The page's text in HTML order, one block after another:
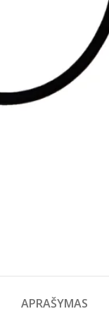
APRAŠYMAS